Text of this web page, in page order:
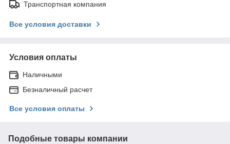
Транспортная компания
Все условия доставки
Условия оплаты
Наличными
Безналичный расчет
Все условия оплаты
Подобные товары компании